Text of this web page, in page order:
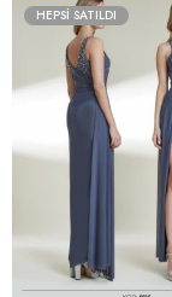
HEPSI SATILDI
ANTRASİT
SİYAH